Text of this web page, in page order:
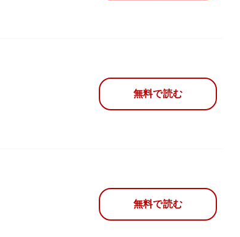
無料で読む
無料で読む